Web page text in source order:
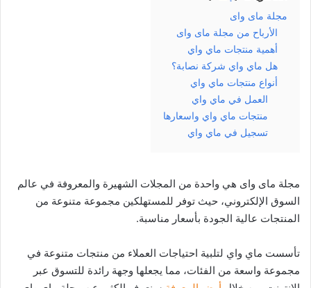
مجلة ماى واى
الأرباح من مجلة ماى واى
أهمية منتجات ماي واي
هل ماي واي شركة نصابة؟
أنواع منتجات ماي واي
العمل في ماي واي
منتجات ماي واي واسعارها
تسجيل في ماي واي
مجلة ماى واى هي واحدة من المجلات الشهيرة والمعروفة في عالم
السوق الإلكتروني، حيث توفر للمستهلكين مجموعة متنوعة من
المنتجات عالية الجودة بأسعار مناسبة.
تأسست ماي واي لتلبية احتياجات العملاء من منتجات متنوعة في
مجموعة واسعة من الفئات، مما يجعلها وجهة رائدة للتسوق عبر